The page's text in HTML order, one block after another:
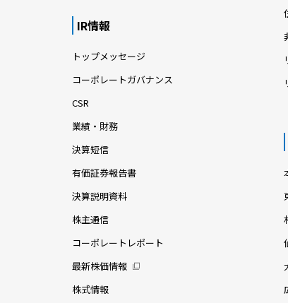
IR情報
トップメッセージ
コーポレートガバナンス
CSR
業績・財務
決算短信
有価証券報告書
決算説明資料
株主通信
コーポレートレポート
最新株価情報
株式情報